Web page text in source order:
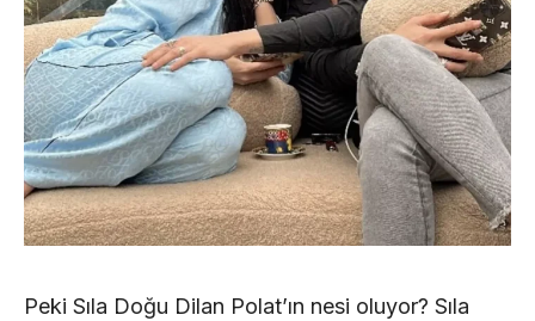
Peki Sıla Doğu Dilan Polat’ın nesi oluyor? Sıla